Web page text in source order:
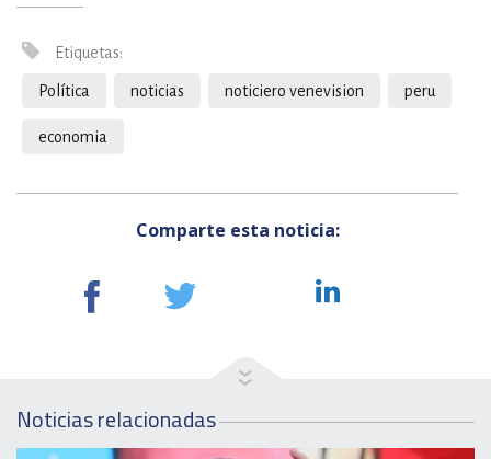
Etiquetas:
Política noticias noticiero venevision peru
economia
Comparte esta noticia:
Noticias relacionadas